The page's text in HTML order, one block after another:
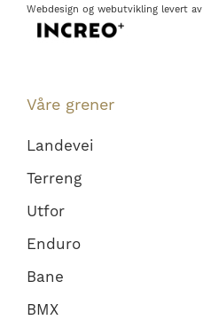
Webdesign og webutvikling levert av
Våre grener
Landevei
Terreng
Utfor
Enduro
Bane
BMX